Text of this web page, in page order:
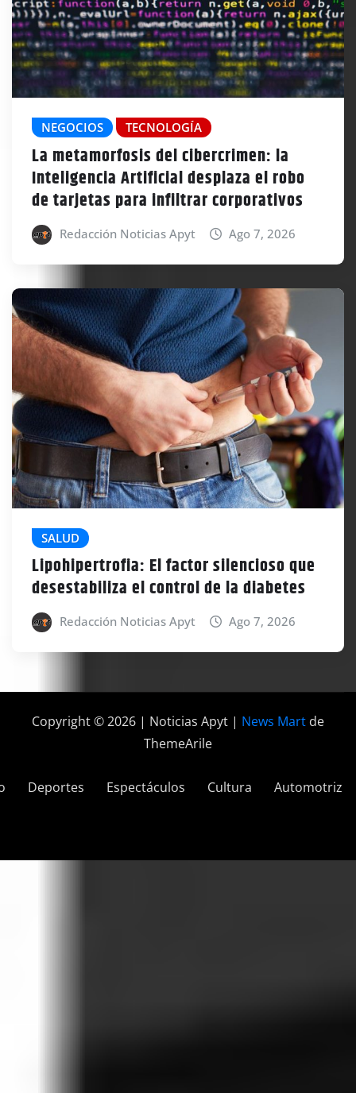
NEGOCIOS TECNOLOGÍA
La metamorfosis del cibercrimen: la
Inteligencia Artificial desplaza el robo
de tarjetas para infiltrar corporativos
Redacción Noticias Apyt Ago 7, 2026
SALUD
Lipohipertrofia: El factor silencioso que
desestabiliza el control de la diabetes
Redacción Noticias Apyt Ago 7, 2026
Copyright © 2026 | Noticias Apyt | News Mart de
ThemeArile
Deportes Espectáculos Cultura Automotriz